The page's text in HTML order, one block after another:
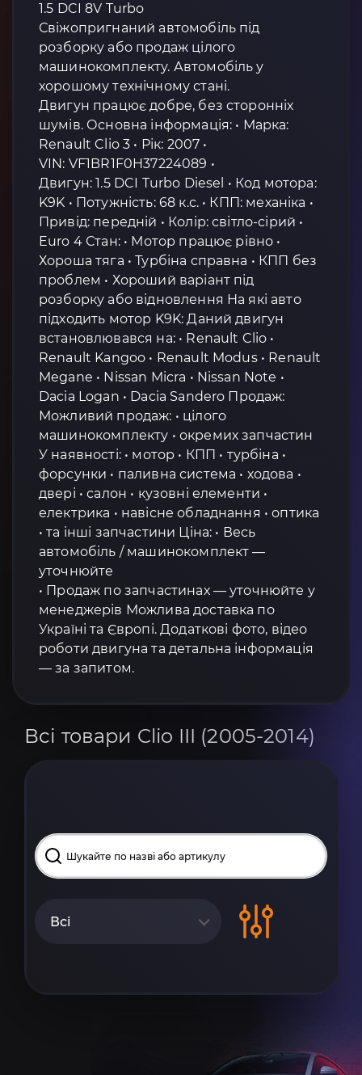
1.5 DCI 8V Turbo
Свіжопригнаний автомобіль під
розборку або продаж цілого
машинокомплекту. Автомобіль у
хорошому технічному стані.
Двигун працює добре, без сторонніх
шумів. Основна інформація: • Марка:
Renault Clio 3 • Рік: 2007 •
VIN: VF1BR1F0H37224089 •
Двигун: 1.5 DCI Turbo Diesel • Код мотора:
K9K • Потужність: 68 к.с. • КПП: механіка •
Привід: передній • Колір: світло-сірий •
Euro 4 Стан: • Мотор працює рівно •
Хороша тяга • Турбіна справна • КПП без
проблем • Хороший варіант під
розборку або відновлення На які авто
підходить мотор K9K: Даний двигун
встановлювався на: • Renault Clio •
Renault Kangoo • Renault Modus • Renault
Megane • Nissan Micra • Nissan Note •
Dacia Logan • Dacia Sandero Продаж:
Можливий продаж: • цілого
машинокомплекту • окремих запчастин
У наявності: • мотор • КПП • турбіна •
форсунки • паливна система • ходова •
двері • салон • кузовні елементи •
електрика • навісне обладнання • оптика
• та інші запчастини Ціна: • Весь
автомобіль / машинокомплект —
уточнюйте
• Продаж по запчастинах — уточнюйте у
менеджерів Можлива доставка по
Україні та Європі. Додаткові фото, відео
роботи двигуна та детальна інформація
— за запитом.
Всі товари Clio III (2005-2014)
Всі